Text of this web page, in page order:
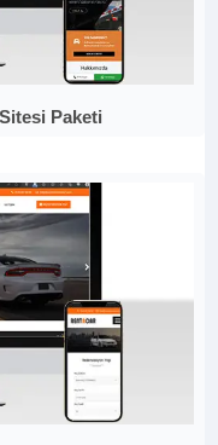
Paketi